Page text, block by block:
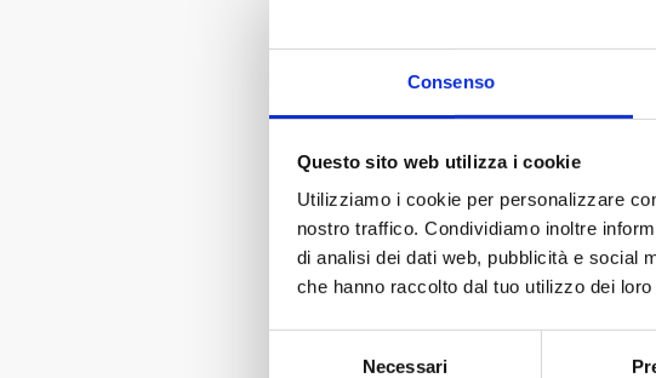
Consenso
Questo sito web utilizza i cookie
Utilizziamo i cookie per personalizzare
nostro traffico. Condividiamo inoltre
di analisi dei dati web, pubblicità e social
che hanno raccolto dal tuo utilizzo dei
Necessari